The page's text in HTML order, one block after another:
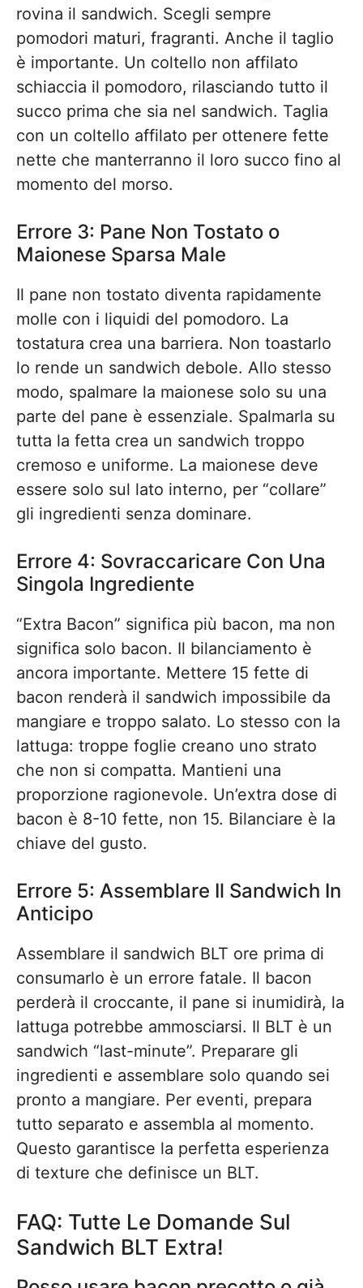
rovina il sandwich. Scegli sempre
pomodori maturi, fragranti. Anche il taglio
è importante. Un coltello non affilato
schiaccia il pomodoro, rilasciando tutto il
succo prima che sia nel sandwich. Taglia
con un coltello affilato per ottenere fette
nette che manterranno il loro succo fino al
momento del morso.
Errore 3: Pane Non Tostato o
Maionese Sparsa Male
Il pane non tostato diventa rapidamente
molle con i liquidi del pomodoro. La
tostatura crea una barriera. Non toastarlo
lo rende un sandwich debole. Allo stesso
modo, spalmare la maionese solo su una
parte del pane è essenziale. Spalmarla su
tutta la fetta crea un sandwich troppo
cremoso e uniforme. La maionese deve
essere solo sul lato interno, per “collare”
gli ingredienti senza dominare.
Errore 4: Sovraccaricare Con Una
Singola Ingrediente
“Extra Bacon” significa più bacon, ma non
significa solo bacon. Il bilanciamento è
ancora importante. Mettere 15 fette di
bacon renderà il sandwich impossibile da
mangiare e troppo salato. Lo stesso con la
lattuga: troppe foglie creano uno strato
che non si compatta. Mantieni una
proporzione ragionevole. Un’extra dose di
bacon è 8-10 fette, non 15. Bilanciare è la
chiave del gusto.
Errore 5: Assemblare Il Sandwich In
Anticipo
Assemblare il sandwich BLT ore prima di
consumarlo è un errore fatale. Il bacon
perderà il croccante, il pane si inumidirà, la
lattuga potrebbe ammosciarsi. Il BLT è un
sandwich “last-minute”. Preparare gli
ingredienti e assemblare solo quando sei
pronto a mangiare. Per eventi, prepara
tutto separato e assembla al momento.
Questo garantisce la perfetta esperienza
di texture che definisce un BLT.
FAQ: Tutte Le Domande Sul
Sandwich BLT Extra!